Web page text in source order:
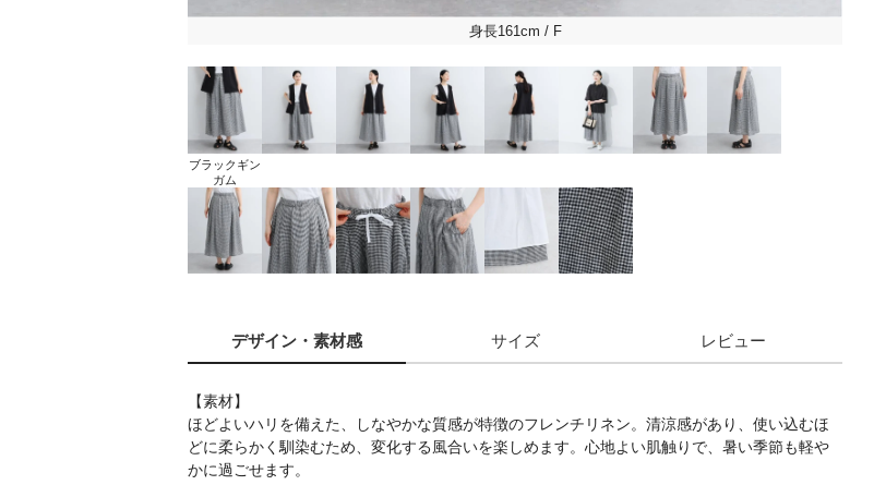
身長161cm / F
ブラックギン
ガム
デザイン ・素材感 サイズ レビュー
【素材】
ほどよいハリを備えた、しなやかな質感が特徴のフレンチリネン。清涼感があり、使い込むほ
どに柔らかく馴染むため、変化する風合いを楽しめます。心地よい肌触りで、暑い季節も軽や
かに過ごせます。